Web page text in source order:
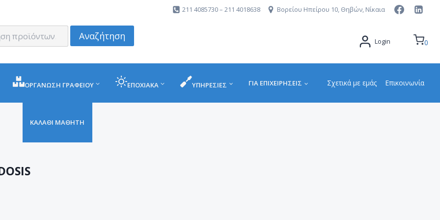
211 4085730 – 211 4018638 Βορείου Ηπείρου 10, Θηβών, Νίκαια
Αναζήτηση Login 0
ΟΡΓΑΝΩΣΗ ΓΡΑΦΕΙΟΥ ΕΠΟΧΙΑΚΑ ΥΠΗΡΕΣΙΕΣ ΓΙΑ ΕΠΙΧΕΙΡΉΣΕΙΣ
ΚΑΛΑΘΙ ΜΑΘΗΤΗ
Σχετικά με εμάς Επικοινωνία